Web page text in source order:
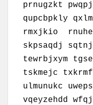
prnugzkt
qupcbpkly
rmxjkio
skpsaqdj
tewrbjxym
tskmejc
ulmunukc
vqeyzehdd